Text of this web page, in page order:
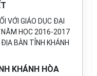
VỚI GIÁO DỤC ĐẠI
NĂM HỌC 2016-2017
BÀN TỈNH KHÁNH
KHÁNH HÒA